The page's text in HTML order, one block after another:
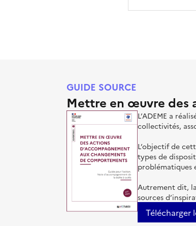
GUIDE SOURCE
Mettre en œuvre des
L’ADEME a
collectivités,
L’objectif de
types de
problématiques
Autrement dit,
sources
Télécharger